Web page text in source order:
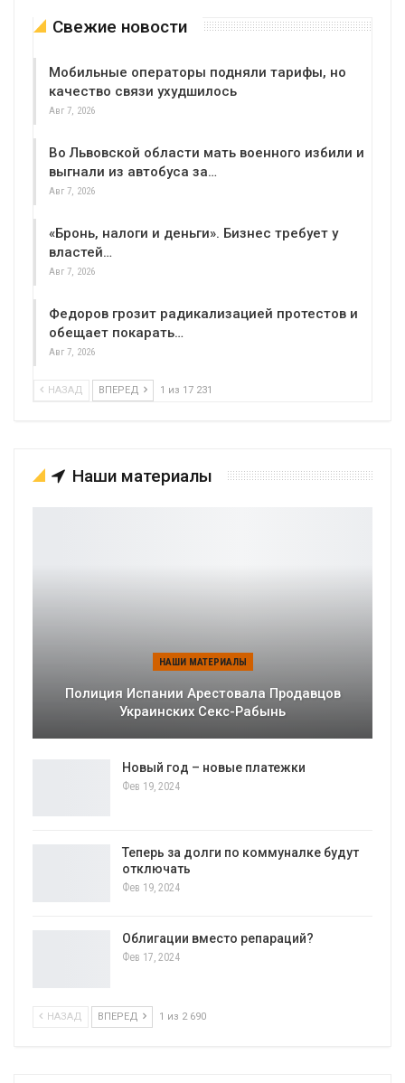
Свежие новости
Мобильные операторы подняли тарифы, но
качество связи ухудшилось
Авг 7, 2026
Во Львовской области мать военного избили и
выгнали из автобуса за…
Авг 7, 2026
«Бронь, налоги и деньги». Бизнес требует у
властей…
Авг 7, 2026
Федоров грозит радикализацией протестов и
обещает покарать…
Авг 7, 2026
НАЗАД ВПЕРЕД 1 из 17 231
Наши материалы
НАШИ МАТЕРИАЛЫ
Полиция Испании Арестовала Продавцов
Украинских Секс-Рабынь
Новый год – новые платежки
Фев 19, 2024
Теперь за долги по коммуналке будут
отключать
Фев 19, 2024
Облигации вместо репараций?
Фев 17, 2024
НАЗАД ВПЕРЕД 1 из 2 690